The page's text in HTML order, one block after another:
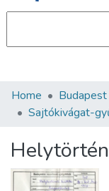
Communities &
Statistics
About us
Home
Sajtókivágat-